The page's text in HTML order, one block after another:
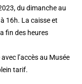
du dimanche au
16h. La caisse et
fin des heures
l’accès au Musée
tarif.